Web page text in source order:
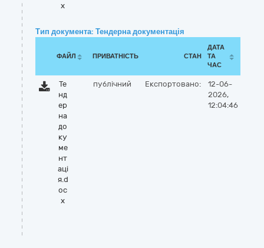
x
Тип документа: Тендерна документація
ФАЙЛ ПРИВАТНІСТЬ СТАН
ДАТА
ТА
ЧАС
Те
нд
ер
на
до
ку
ме
нт
аці
я.d
oc
x
публічний Експортовано:
12-06-
2026,
12:04:46